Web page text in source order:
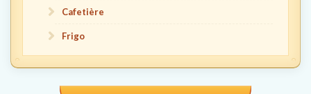
Cafetière
Frigo